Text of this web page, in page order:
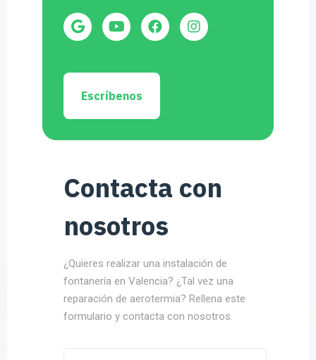
Escríbenos
Contacta con
nosotros
¿Quieres realizar una instalación de
fontanería en Valencia? ¿Tal vez una
reparación de aerotermia? Rellena este
formulario y contacta con nosotros.